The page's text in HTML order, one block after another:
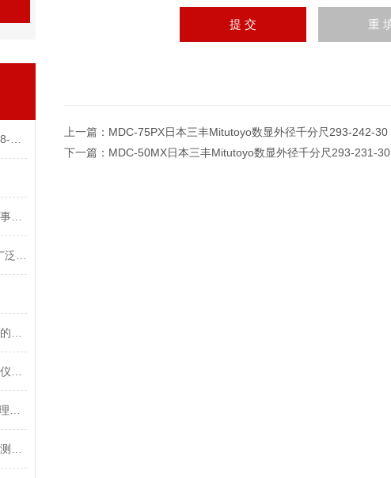
上一篇： MDC-75PX日本三丰Mitutoyo数显外径千分尺293-242-30
下一篇： MDC-50MX日本三丰Mitutoyo数显外径千分尺293-231-30